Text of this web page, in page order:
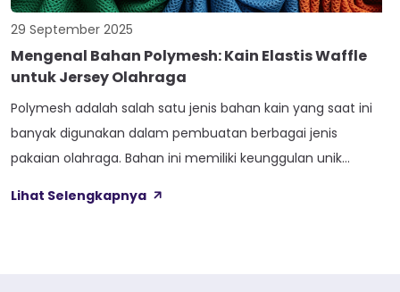
29 September 2025
Mengenal Bahan Polymesh: Kain Elastis Waffle
untuk Jersey Olahraga
Polymesh adalah salah satu jenis bahan kain yang saat ini
banyak digunakan dalam pembuatan berbagai jenis
pakaian olahraga. Bahan ini memiliki keunggulan unik
kenyamanan luar biasa saat beraktivitas. Sebagai seseorang
Lihat Selengkapnya